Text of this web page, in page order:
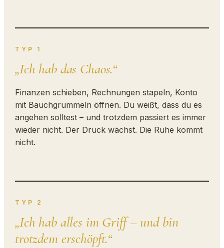
TYP 1
„Ich hab das Chaos.“
Finanzen schieben, Rechnungen stapeln, Konto
mit Bauchgrummeln öffnen. Du weißt, dass du es
angehen solltest – und trotzdem passiert es immer
wieder nicht. Der Druck wächst. Die Ruhe kommt
nicht.
TYP 2
„Ich hab alles im Griff – und bin
trotzdem erschöpft.“